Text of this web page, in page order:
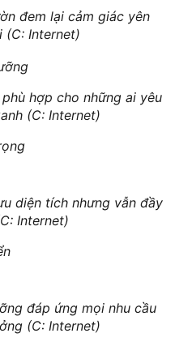
đem lại cảm giác yên
(C: Internet)
hợp cho những ai yêu
(C: Internet)
diện tích nhưng vẫn đầy
Internet)
đáp ứng mọi nhu cầu
(C: Internet)